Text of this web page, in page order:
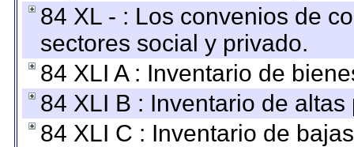
84 XL - : Los convenios de
sectores social y privado.
84 XLI A : Inventario de
84 XLI B : Inventario de
84 XLI C : Inventario de